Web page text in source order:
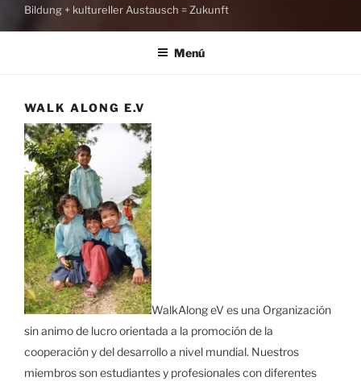
Bildung + kultureller Austausch = Zukunft
Menú
WALK ALONG E.V
WalkAlong eV es una Organización
sin animo de lucro orientada a la promoción de la
cooperación y del desarrollo a nivel mundial. Nuestros
miembros son estudiantes y profesionales con diferentes